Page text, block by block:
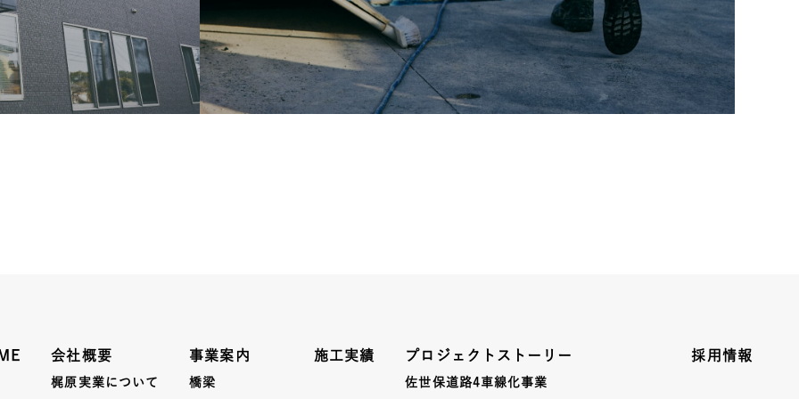
会社概要
梶原実業について
事業案内
橋梁
施工実績 プロジェクトストーリー
佐世保道路4車線化事業
採用情報